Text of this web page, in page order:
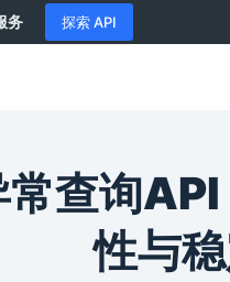
务 探索 API
查询
性与